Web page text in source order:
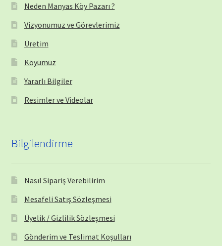
Neden Manyas Köy Pazarı ?
Vizyonumuz ve Görevlerimiz
Üretim
Köyümüz
Yararlı Bilgiler
Resimler ve Videolar
Bilgilendirme
Nasıl Sipariş Verebilirim
Mesafeli Satış Sözleşmesi
Üyelik / Gizlilik Sözleşmesi
Gönderim ve Teslimat Koşulları